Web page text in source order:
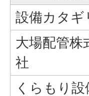
設備カタギ
大場配管株
社
くらもり設